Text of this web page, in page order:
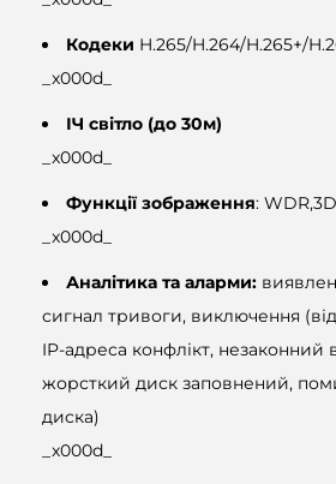
Кодеки H.265/H.264/H.265+/
_x000d_
ІЧ світло (до 30м)
_x000d_
Функції зображення:
_x000d_
Аналітика та аларми:
сигнал тривоги, виключення
IP-адреса конфлікт, незаконний
жорсткий диск заповнений,
диска)
_x000d_